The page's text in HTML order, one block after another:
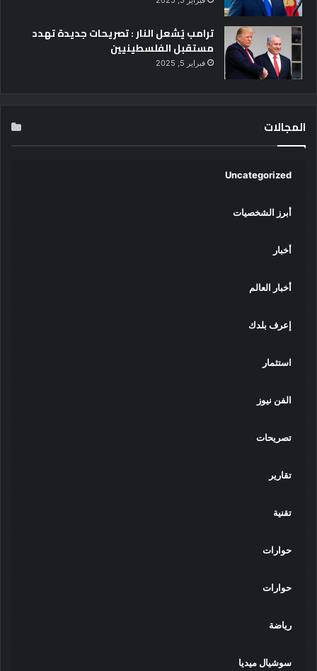
ترامب يُشعل النار : تصريحات جديدة تهدد
مستقبل الفلسطينيين
فبراير 5, 2025
المجالات
Uncategorized
أبرز الشخصيات
أخبار
أخبار العالم
إعرف بلدك
استثمار
الفن نيوز
تصريحات
تقارير
تقنية
حوارات
حوارات
رياضة
سوشيال ميديا